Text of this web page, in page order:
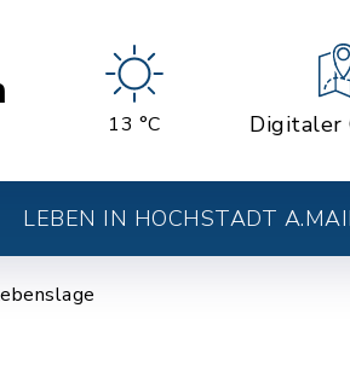
13 °C Digitaler
LEBEN IN HOCHSTADT